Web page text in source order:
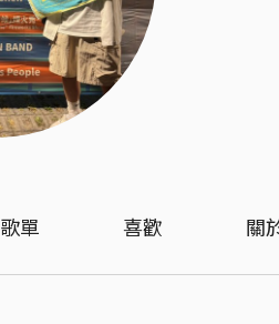
歌單 喜歡 關